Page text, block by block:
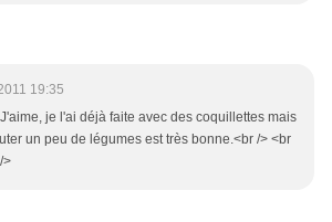
19:35
je l'ai déjà faite avec des coquillettes mais
un peu de légumes est très bonne.<br /> <br
>